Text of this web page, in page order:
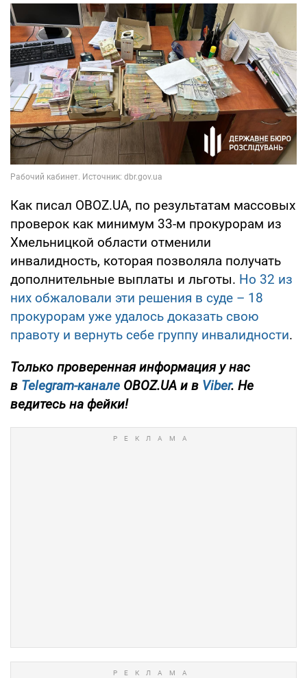
Как писал OBOZ.UA, по результатам массовых
проверок как минимум 33-м прокурорам из
Хмельницкой области отменили
инвалидность, которая позволяла получать
дополнительные выплаты и льготы. Но 32 из
них обжаловали эти решения в суде – 18
прокурорам уже удалось доказать свою
правоту и вернуть себе группу инвалидности.
Только проверенная информация у нас
в Telegram-канале OBOZ.UA и в Viber. Не
ведитесь на фейки!